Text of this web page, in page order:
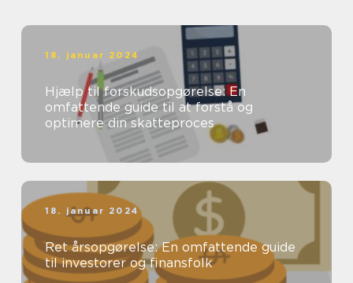
18. januar 2024
Hjælp til forskudsopgørelse: En
omfattende guide til at forstå og
optimere din skatteproces
18. januar 2024
Ret årsopgørelse: En omfattende guide
til investorer og finansfolk